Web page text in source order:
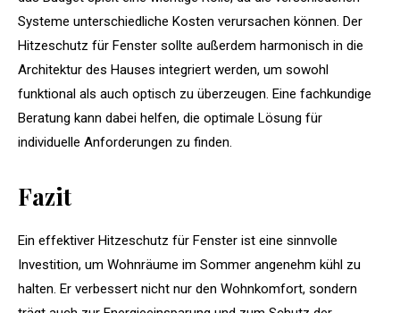
Systeme unterschiedliche Kosten verursachen können. Der
Hitzeschutz für Fenster sollte außerdem harmonisch in die
Architektur des Hauses integriert werden, um sowohl
funktional als auch optisch zu überzeugen. Eine fachkundige
Beratung kann dabei helfen, die optimale Lösung für
individuelle Anforderungen zu finden.
Fazit
Ein effektiver Hitzeschutz für Fenster ist eine sinnvolle
Investition, um Wohnräume im Sommer angenehm kühl zu
halten. Er verbessert nicht nur den Wohnkomfort, sondern